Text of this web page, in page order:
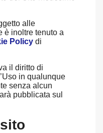
alle
è inoltre tenuto a
Policy di
il diritto di
in qualunque
senza alcun
pubblicata sul